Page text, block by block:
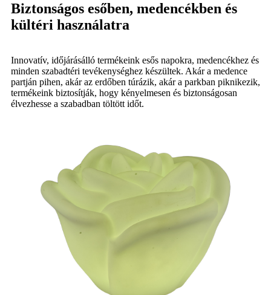
Biztonságos esőben, medencékben és
kültéri használatra
Innovatív, időjárásálló termékeink esős napokra, medencékhez és
minden szabadtéri tevékenységhez készültek. Akár a medence
partján pihen, akár az erdőben túrázik, akár a parkban piknikezik,
termékeink biztosítják, hogy kényelmesen és biztonságosan
élvezhesse a szabadban töltött időt.